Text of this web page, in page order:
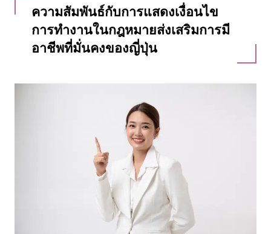
ความสัมพันธ์กับการแสดงเงื่อนไข
การทำงานในกฎหมายส่งเสริมการมี
อาชีพที่มั่นคงของญี่ปุ่น